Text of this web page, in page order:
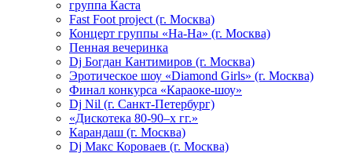
группа Каста
Fast Foot project (г. Москва)
Концерт группы «На-На» (г. Москва)
Пенная вечеринка
Dj Богдан Кантимиров (г. Москва)
Эротическое шоу «Diamond Girls» (г. Москва)
Финал конкурса «Караоке-шоу»
Dj Nil (г. Санкт-Петербург)
«Дискотека 80-90–х гг.»
Карандаш (г. Москва)
Dj Макс Короваев (г. Москва)